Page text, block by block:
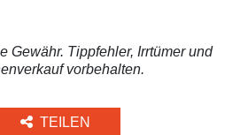
Gewähr. Tippfehler, Irrtümer und
vorbehalten.
TEILEN